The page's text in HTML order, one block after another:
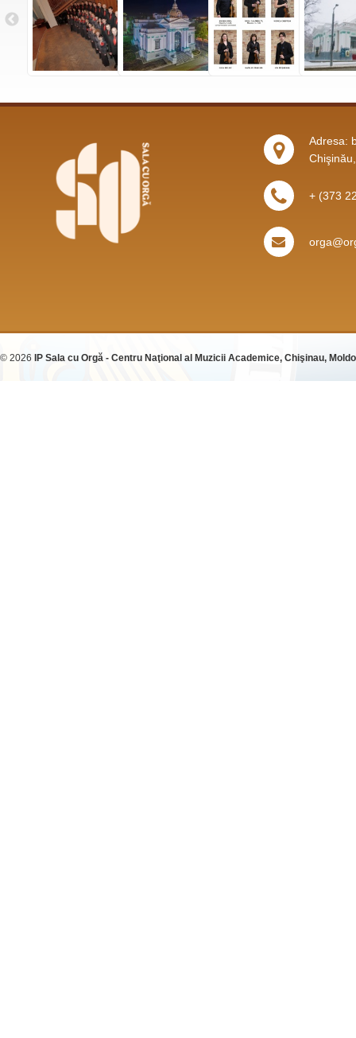
Adresa:
+ (373
© 2026 IP Sala cu Orgă - Centru Naţional al Muzicii Academice, Chişinau,